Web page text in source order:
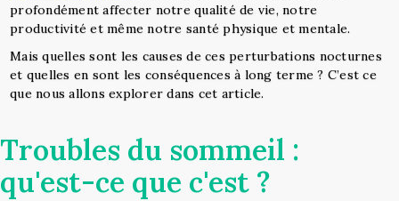
profondément affecter notre qualité de vie, notre
productivité et même notre santé physique et mentale.
Mais quelles sont les causes de ces perturbations nocturnes
et quelles en sont les conséquences à long terme ? C’est ce
que nous allons explorer dans cet article.
Troubles du sommeil :
qu'est-ce que c'est ?